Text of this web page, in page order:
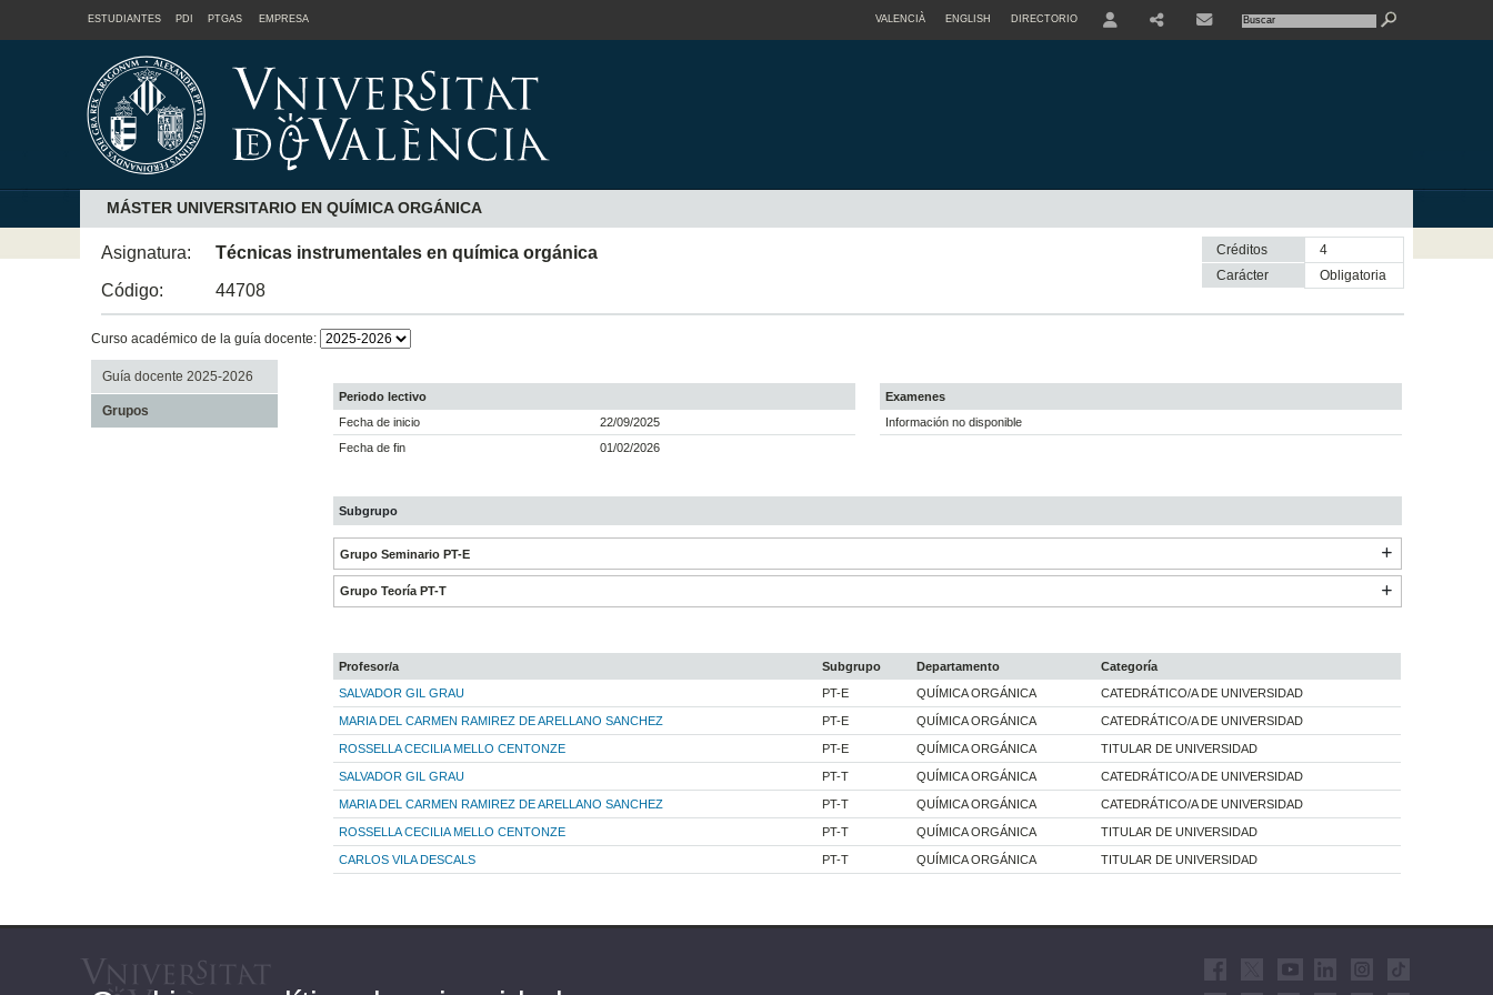
ESTUDIANTES PDI PTGAS EMPRESA VALENCIÀ ENGLISH DIRECTORIO
MÁSTER UNIVERSITARIO EN QUÍMICA ORGÁNICA
Asignatura:
Técnicas instrumentales en química orgánica
Código:
44708
Créditos
4
Carácter
obligatoria
Curso académico de la guía docente:
Guía docente 2025-2026
Grupos
Periodo lectivo
Fecha de inicio
22/09/2025
Fecha de fin
01/02/2026
Examenes
Información no disponible
Subgrupo
Grupo Seminario PT-E
Grupo Teoría PT-T
Profesor/a Subgrupo Departamento
Categoría
SALVADOR GIL GRAU
PT-E QUÍMICA ORGÁNICA CATEDRÁTICO/A DE UNIVERSIDAD
MARIA DEL CARMEN RAMIREZ DE ARELLANO SANCHEZ PT-E QUÍMICA ORGÁNICA CATEDRÁTICO/A DE UNIVERSIDAD
ROSSELLA CECILIA MELLO CENTONZE PT-E QUÍMICA ORGÁNICA TITULAR DE UNIVERSIDAD
SALVADOR GIL GRAU PT-T QUÍMICA ORGÁNICA CATEDRÁTICO/A DE UNIVERSIDAD
MARIA DEL CARMEN RAMIREZ DE ARELLANO SANCHEZ PT-T QUÍMICA ORGÁNICA CATEDRÁTICO/A DE UNIVERSIDAD
ROSSELLA CECILIA MELLO CENTONZE PT-T QUÍMICA ORGÁNICA TITULAR DE UNIVERSIDAD
CARLOS VILA DESCALS PT-T QUÍMICA ORGÁNICA TITULAR DE UNIVERSIDAD